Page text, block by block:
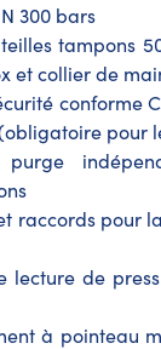
300 bars
tampons
et collier de
conforme
pour
raccords pour
lecture de
à pointeau